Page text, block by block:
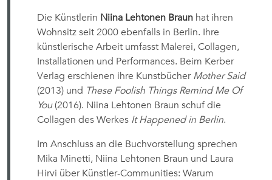
Die Künstlerin Niina Lehtonen Braun hat ihren
Wohnsitz seit 2000 ebenfalls in Berlin. Ihre
künstlerische Arbeit umfasst Malerei, Collagen,
Installationen und Performances. Beim Kerber
Verlag erschienen ihre Kunstbücher Mother Said
(2013) und These Foolish Things Remind Me Of
You(2016). Niina Lehtonen Braun schuf die
Collagen des Werkes It Happened in Berlin.
Im Anschluss an die Buchvorstellung sprechen
Mika Minetti, Niina Lehtonen Braun und Laura
Hirvi über Künstler-Communities: Warum